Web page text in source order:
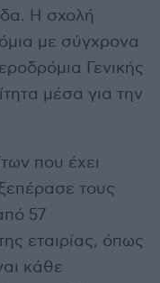
Η σχολή
με σύγχρονα
Γενικής
μέσα για την
που έχει
τους
57
εταιρίας, όπως
κάθε